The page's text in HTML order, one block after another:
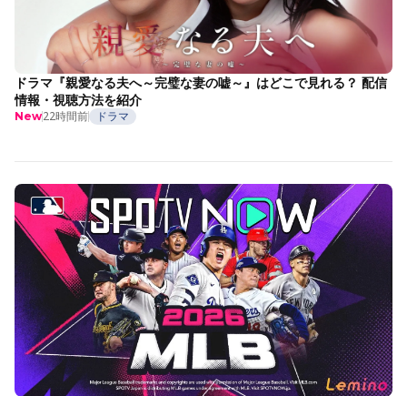
ドラマ『親愛なる夫へ～完璧な妻の嘘～』はどこで見れる？ 配信
情報・視聴方法を紹介
New22時間前 ドラマ